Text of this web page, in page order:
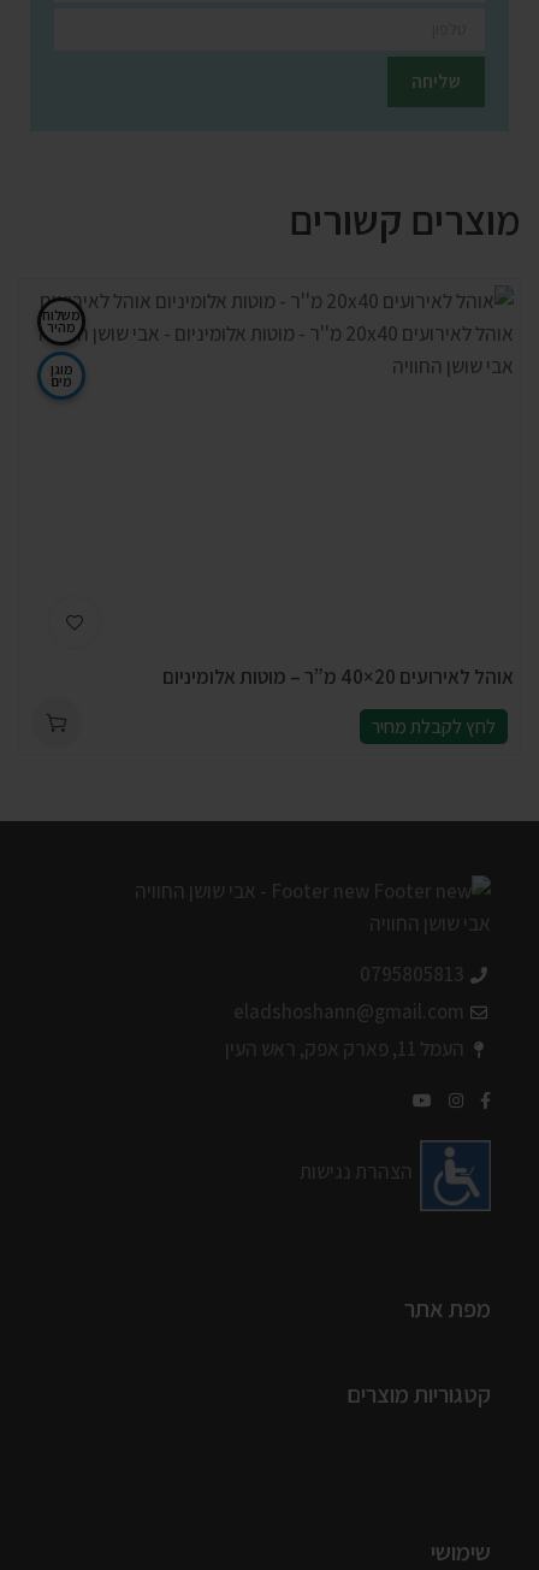
מוצרים קשורים
משלוח
מהיר
מוגן
מים
אוהל לאירועים 20×40 מ”ר – מוטות אלומיניום
לחץ לקבלת מחיר
0795805813
eladshoshann@gmail.com
העמל 11, פארק אפק, ראש העין
הצהרת נגישות
מפת אתר
קטגוריות מוצרים
שימושי